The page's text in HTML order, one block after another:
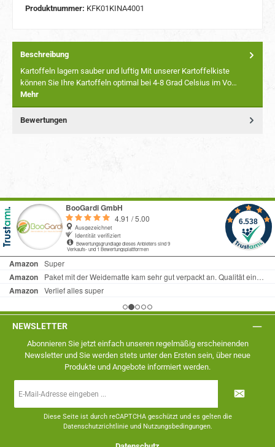
Produktnummer: KFK01KINA4001
Beschreibung
Kartoffeln lagern sauber und luftig Mit unserer Kartoffelkiste
können Sie Ihre Kartoffeln optimal bei 4-8 Grad Celsius im Vo…
Mehr
Bewertungen
NEWSLETTER
Abonnieren Sie jetzt einfach unseren regelmäßig erscheinenden
Newsletter und Sie werden stets unter den Ersten sein, über neue
Produkte und Angebote informiert werden.
Mail-
Diese Seite ist durch reCAPTCHA geschützt und es gelten die
Datenschutzrichtlinieund Nutzungsbedingungen.